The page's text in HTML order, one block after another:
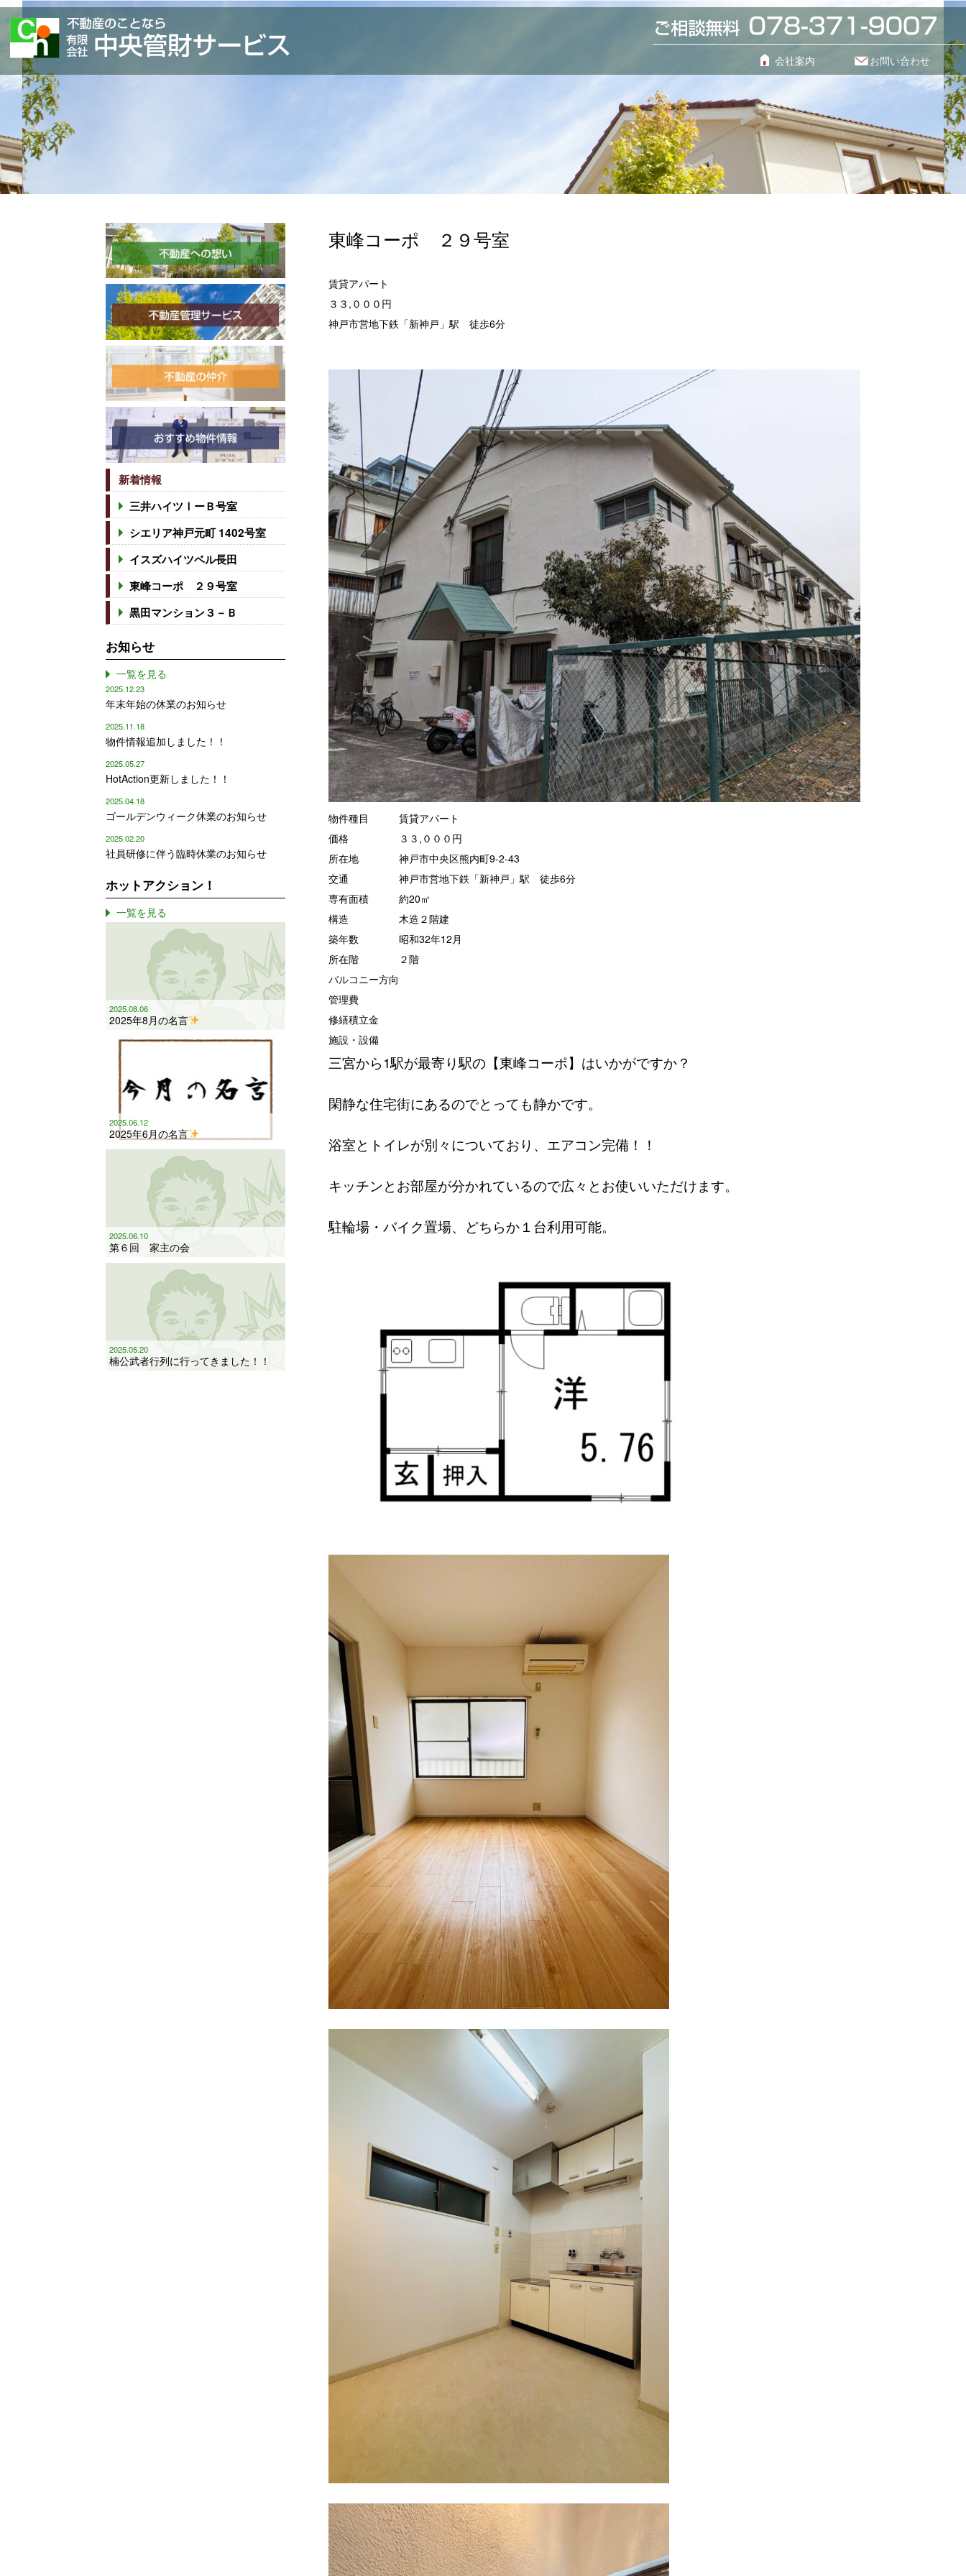
会社案内 お問い合わせ
東峰コーポ ２９号室
賃貸アパート
３３,０００円
神戸市営地下鉄「新神戸」駅 徒歩6分
物件種目
賃貸アパート
価格
３３,０００円
所在地
神戸市中央区熊内町9-2-43
交通
神戸市営地下鉄「新神戸」駅 徒歩6分
専有面積
約20㎡
構造
木造２階建
築年数
昭和32年12月
所在階
２階
バルコニー方向
管理費
修繕積立金
施設・設備
三宮から1駅が最寄り駅の【東峰コーポ】はいかがですか？
閑静な住宅街にあるのでとっても静かです。
浴室とトイレが別々についており、エアコン完備！！
キッチンとお部屋が分かれているので広々とお使いいただけます。
駐輪場・バイク置場、どちらか１台利用可能。
新着情報
三井ハイツⅠーＢ号室
シエリア神戸元町 1402号室
イスズハイツベル長田
東峰コーポ ２９号室
黒田マンション３－Ｂ
お知らせ
一覧を見る
2025.12.23
年末年始の休業のお知らせ
2025.11.18
物件情報追加しました！！
2025.05.27
HotAction更新しました！！
2025.04.18
ゴールデンウィーク休業のお知らせ
2025.02.20
社員研修に伴う臨時休業のお知らせ
ホットアクション！
一覧を見る
2025.08.06
2025年8月の名言
2025.06.12
2025年6月の名言
2025.06.10
第６回 家主の会
2025.05.20
楠公武者行列に行ってきました！！